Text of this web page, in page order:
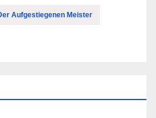
Aufgestiegenen Meister